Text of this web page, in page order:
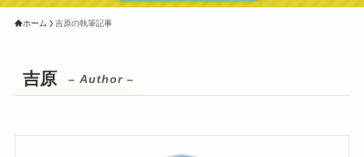
ホーム 吉原の執筆記事
吉原 – Author –